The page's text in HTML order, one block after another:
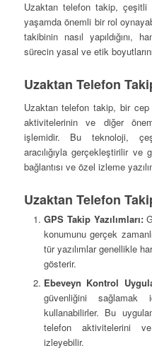
Uzaktan telefon takip, çeşitli
yaşamda önemli bir rol
takibinin nasıl yapıldığını,
sürecin yasal ve etik
Uzaktan Telefon
Uzaktan telefon takip, bir cep
aktivitelerinin ve diğer
işlemidir. Bu teknoloji,
aracılığıyla gerçekleştirilir
bağlantısı ve özel izleme
Uzaktan Telefon
GPS Takip Yazılımları:
konumunu gerçek
tür yazılımlar genellikle
gösterir.
Ebeveyn Kontrol
güvenliğini sağlamak
kullanabilirler. Bu
telefon aktivitelerini
izleyebilir.